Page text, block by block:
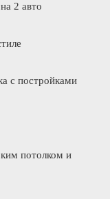
2 авто
с постройками
потолком и